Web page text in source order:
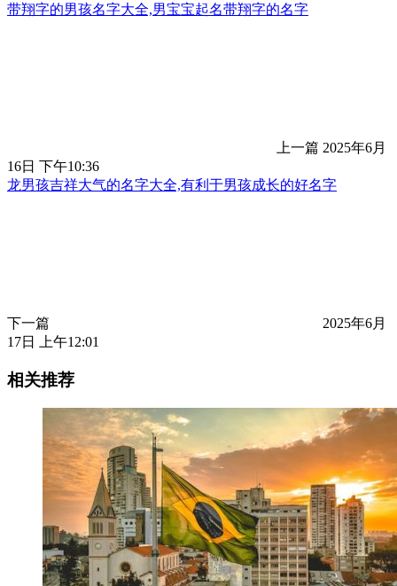
带翔字的男孩名字大全,男宝宝起名带翔字的名字
上一篇 2025年6月
16日 下午10:36
龙男孩吉祥大气的名字大全,有利于男孩成长的好名字
下一篇
2025年6月
17日 上午12:01
相关推荐